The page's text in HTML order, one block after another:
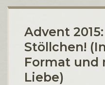
Advent
Stöllchen!
Format und
Liebe)